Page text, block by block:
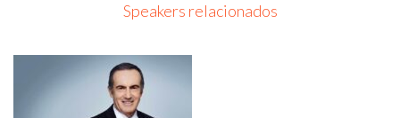
Speakers relacionados